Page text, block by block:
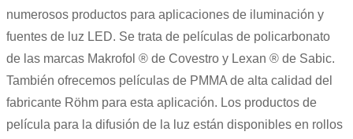
numerosos productos para aplicaciones de iluminación y
fuentes de luz LED. Se trata de películas de policarbonato
de las marcas Makrofol ® de Covestro y Lexan ® de Sabic.
También ofrecemos películas de PMMA de alta calidad del
fabricante Röhm para esta aplicación. Los productos de
película para la difusión de la luz están disponibles en rollos